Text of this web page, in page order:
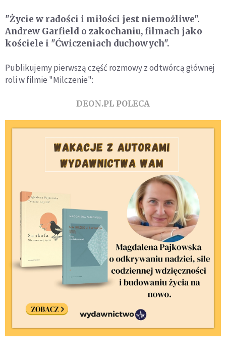
"Życie w radości i miłości jest niemożliwe".
Andrew Garfield o zakochaniu, filmach jako
kościele i "Ćwiczeniach duchowych".
Publikujemy pierwszą część rozmowy z odtwórcą głównej
roli w filmie "Milczenie":
DEON.PL POLECA